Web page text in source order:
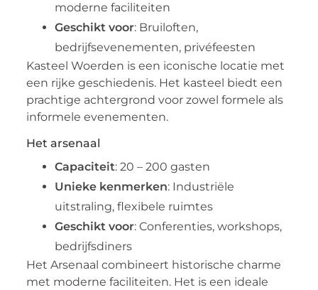
moderne faciliteiten
Geschikt voor: Bruiloften,
bedrijfsevenementen, privéfeesten
Kasteel Woerden is een iconische locatie met
een rijke geschiedenis. Het kasteel biedt een
prachtige achtergrond voor zowel formele als
informele evenementen.
Het arsenaal
Capaciteit: 20 – 200 gasten
Unieke kenmerken: Industriële
uitstraling, flexibele ruimtes
Geschikt voor: Conferenties, workshops,
bedrijfsdiners
Het Arsenaal combineert historische charme
met moderne faciliteiten. Het is een ideale